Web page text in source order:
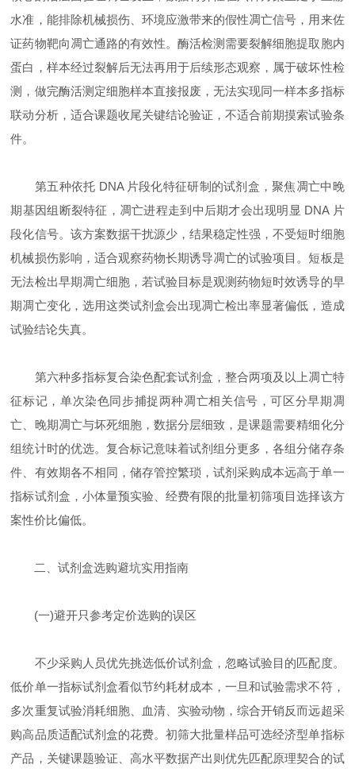
水准，能排除机械损伤、环境应激带来的假性凋亡信号，用来佐
证药物靶向凋亡通路的有效性。酶活检测需要裂解细胞提取胞内
蛋白，样本经过裂解后无法再用于后续形态观察，属于破坏性检
测，做完酶活测定细胞样本直接报废，无法实现同一样本多指标
联动分析，适合课题收尾关键结论验证，不适合前期摸索试验条
件。
第五种依托 DNA 片段化特征研制的试剂盒，聚焦凋亡中晚
期基因组断裂特征，凋亡进程走到中后期才会出现明显 DNA 片
段化信号。该方案数据干扰源少，结果稳定性强，不受短时细胞
机械损伤影响，适合观察药物长期诱导凋亡的试验项目。短板是
无法检出早期凋亡细胞，若试验目标是观测药物短时效诱导的早
期凋亡变化，选用这类试剂盒会出现凋亡检出率显著偏低，造成
试验结论失真。
第六种多指标复合染色配套试剂盒，整合两项及以上凋亡特
征标记，单次染色同步捕捉两种凋亡相关信号，可区分早期凋
亡、晚期凋亡与坏死细胞，数据分层细致，是课题需要精细化分
组统计时的优选。复合标记意味着试剂组分更多，各组分储存条
件、有效期各不相同，储存管控繁琐，试剂采购成本远高于单一
指标试剂盒，小体量预实验、经费有限的批量初筛项目选择该方
案性价比偏低。
二、试剂盒选购避坑实用指南
(一)避开只参考定价选购的误区
不少采购人员优先挑选低价试剂盒，忽略试验目的匹配度。
低价单一指标试剂盒看似节约耗材成本，一旦和试验需求不符，
多次重复试验消耗细胞、血清、实验动物，综合开销反而远超采
购高品质适配试剂盒的花费。初筛大批量样品可选经济型单指标
产品，关键课题验证、高水平数据产出则优先匹配原理契合的试